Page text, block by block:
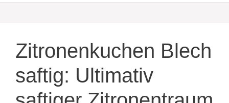
Zitronenkuchen Blech
saftig: Ultimativ